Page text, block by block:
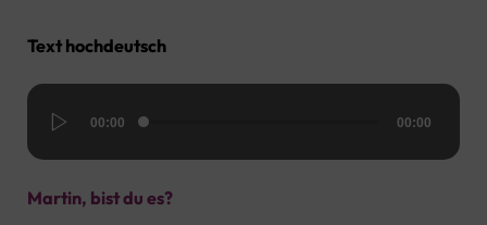
Text hochdeutsch
Audio-00:00 00:00
Martin, bist du es?